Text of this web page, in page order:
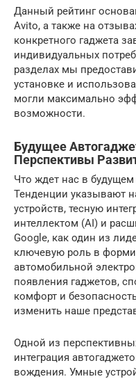
Данный рейтинг
Avito, а также на
конкретного гаджета
индивидуальных
разделах мы
установке и
могли максимально
возможности.
Будущее
Перспективы
Что ждет нас в
Тенденции указывают
устройств, тесную
интеллектом (AI) и
Google, как один из
ключевую роль в
автомобильной
появления гаджетов,
комфорт и
изменить наше
Одной из
интеграция
вождения. Умные